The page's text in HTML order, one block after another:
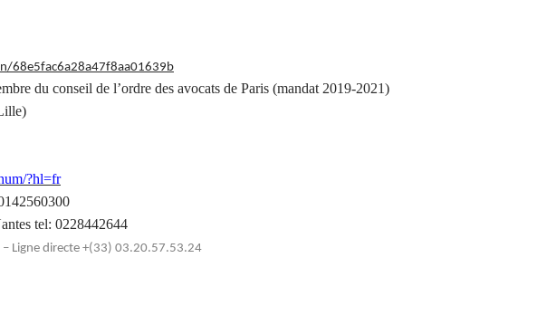
68e5fac6a28a47f8aa01639b
du conseil de l’ordre des avocats de Paris (mandat 2019-2021)
?hl=fr
tel: 0228442644
– Ligne directe +(33) 03.20.57.53.24